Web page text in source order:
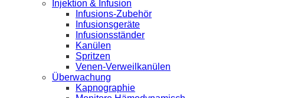
Injektion & Infusion
Infusions-Zubehör
Infusionsgeräte
Infusionsständer
Kanülen
Spritzen
Venen-Verweilkanülen
Überwachung
Kapnographie